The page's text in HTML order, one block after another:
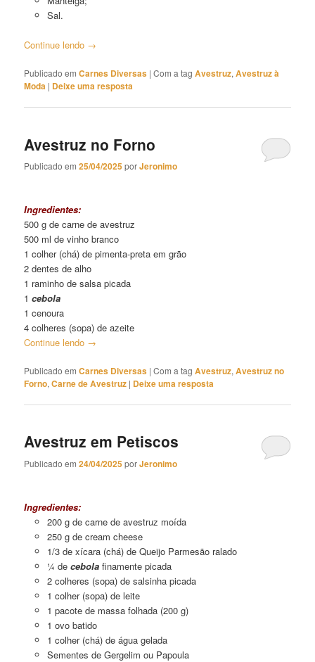
Sal.
Continue lendo →
Publicado em Carnes Diversas |Com a tagAvestruz,Avestruz à
Moda | Deixe uma resposta
Avestruz no Forno
Publicado em25/04/2025porJeronimo
Ingredientes:
500 g de carne de avestruz
500 ml de vinho branco
1 colher (chá) de pimenta-preta em grão
2 dentes de alho
1 raminho de salsa picada
1cebola
1 cenoura
4 colheres (sopa) de azeite
Continue lendo →
Publicado em Carnes Diversas |Com a tagAvestruz,Avestruz no
Forno,Carne de Avestruz | Deixe uma resposta
Avestruz em Petiscos
Publicado em24/04/2025porJeronimo
Ingredientes:
200 g de carne de avestruz moída
250 g de cream cheese
1/3 de xícara (chá) de Queijo Parmesão ralado
¼ de cebolafinamente picada
2 colheres (sopa) de salsinha picada
1 colher (sopa) de leite
1 pacote de massa folhada (200 g)
1 ovo batido
1 colher (chá) de água gelada
Sementes de Gergelim ou Papoula